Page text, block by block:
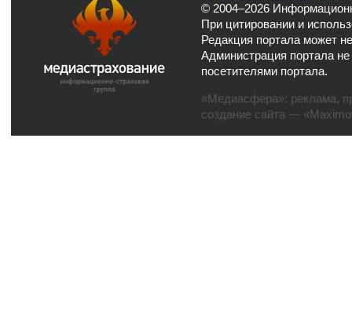
© 2004–2026
При цитировании и
Редакция портала может
Администрация портала
посетителями портала.
«Медиасфера»: реклама,
создание сайта —